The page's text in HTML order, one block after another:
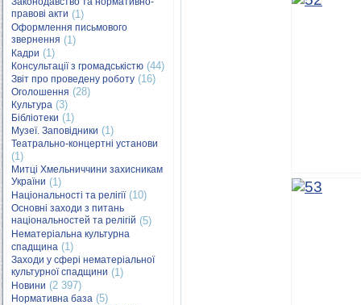
правові акти (1)
Оформлення письмового
звернення (1)
Кадри (1)
Консультації з громадськістю (44)
Звіт про проведену роботу (16)
Оголошення (28)
Культура (3)
Бібліотеки (1)
Музеї. Заповідники (1)
Театрально-концертні установи
(1)
Митці Хмельниччини захисникам
України (1)
Національності та релігії(10)
Основні заходи з питань
національностей та релігій (5)
Нематеріальна культурна
спадщина (1)
Заходи у сфері нематеріальної
культурної спадщини (1)
Новини (2 397)
Нормативна база (5)